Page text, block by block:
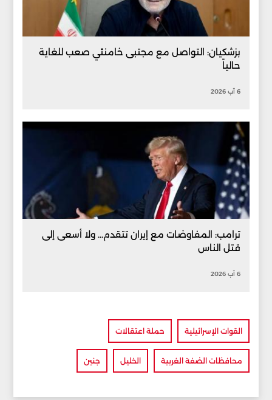
بزشكيان: التواصل مع مجتبى خامنئي صعب للغاية
حالياً
6 آب 2026
ترامب: المفاوضات مع إيران تتقدم... ولا أسعى إلى
قتل الناس
6 آب 2026
القوات الإسرائيلية حملة اعتقالات
محافظات الضفة الغربية الخليل جنين